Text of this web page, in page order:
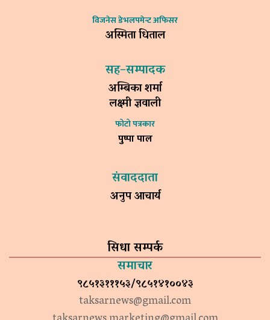
विजनेस डेभलपमेन्ट अफिसर
अस्मिता धिताल
सह–सम्पादक
अम्बिका शर्मा
लक्ष्मी ज्ञवाली
फोटो पत्रकार
पुष्पा पाल
संवाददाता
अनुप आचार्य
सिधा सम्पर्क
समाचार
९८५१३१११५३/९८५१४१००४३
taksarnews@gmail.com